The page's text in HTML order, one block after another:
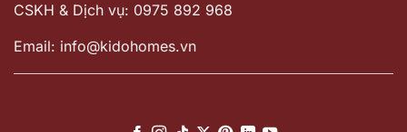
CSKH & Dịch vụ: 0975 892 968
Email: info@kidohomes.vn